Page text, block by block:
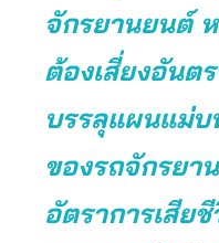
จักรยานยนต์
ต้องเสี่ยงอันต
บรรลุแผนแม่
ของรถจักรยา
อัตราการเสีย